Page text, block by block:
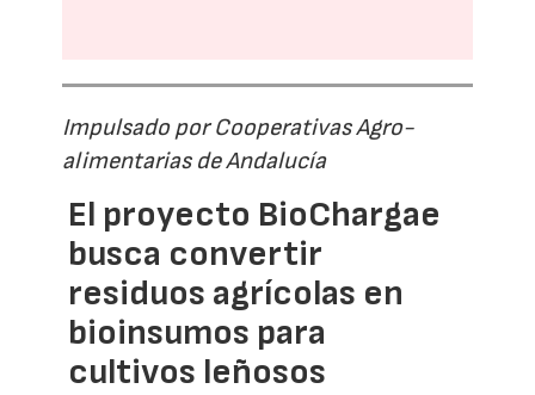
Impulsado por Cooperativas Agro-
alimentarias de Andalucía
El proyecto BioChargae
busca convertir
residuos agrícolas en
bioinsumos para
cultivos leñosos